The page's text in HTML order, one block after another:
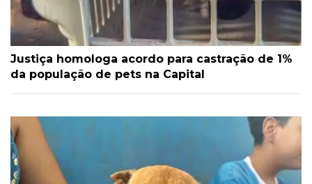
Justiça homologa acordo para castração de 1%
da população de pets na Capital